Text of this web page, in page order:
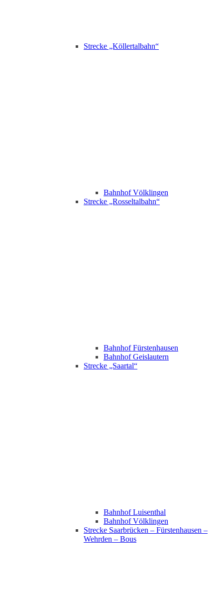
Strecke „Köllertalbahn“
Bahnhof Völklingen
Strecke „Rosseltalbahn“
Bahnhof Fürstenhausen
Bahnhof Geislautern
Strecke „Saartal“
Bahnhof Luisenthal
Bahnhof Völklingen
Strecke Saarbrücken – Fürstenhausen –
Wehrden – Bous